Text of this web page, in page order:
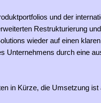
und der
Restrukturierung und
wieder auf einen klaren
Unternehmens durch eine
in Kürze, die Umsetzung ist